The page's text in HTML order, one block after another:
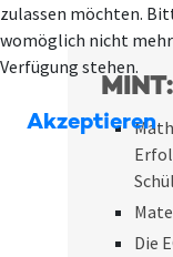
Die
zulassen möchten.
womöglich nicht
Verfügung stehen.
Akzeptieren